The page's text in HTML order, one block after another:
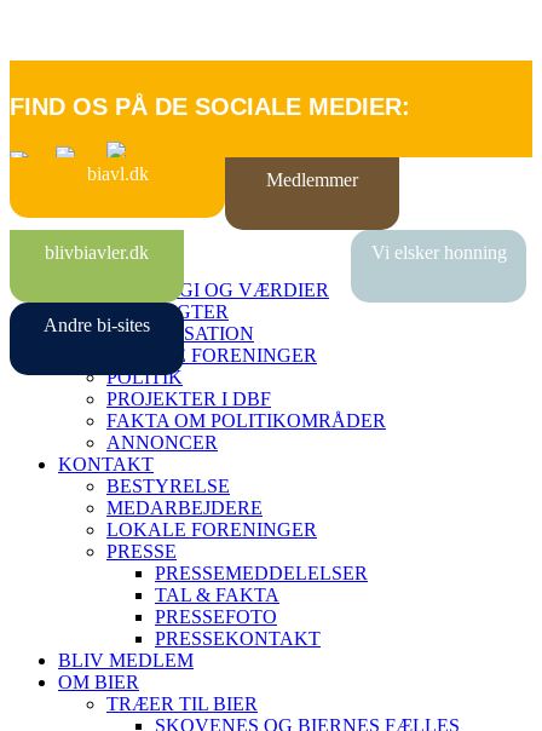
FIND OS PÅ DE SOCIALE MEDIER:
biavl.dk Medlemmer
blivbiavler.dk Vi elsker honning
Andre bi-sites
FORSIDE
STRATEGI OG VÆRDIER
VEDTÆGTER
ORGANISATION
LOKALE FORENINGER
POLITIK
PROJEKTER I DBF
FAKTA OM POLITIKOMRÅDER
ANNONCER
KONTAKT
BESTYRELSE
MEDARBEJDERE
LOKALE FORENINGER
PRESSE
PRESSEMEDDELELSER
TAL & FAKTA
PRESSEFOTO
PRESSEKONTAKT
BLIV MEDLEM
OM BIER
TRÆER TIL BIER
SKOVENES OG BIERNES FÆLLES